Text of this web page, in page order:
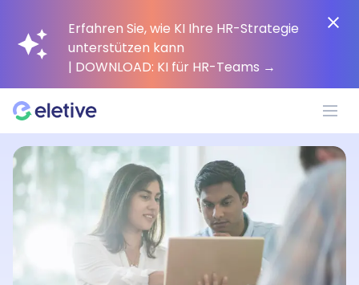
Erfahren Sie, wie KI Ihre HR-Strategie
unterstützen kann
| DOWNLOAD: KI für HR-Teams →
Plattform
Warum Eletive?
Kunden